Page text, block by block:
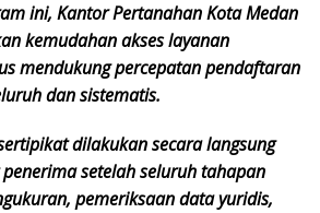
ini, Kantor Pertanahan Kota Medan
kemudahan akses layanan
mendukung percepatan pendaftaran
dan sistematis.
dilakukan secara langsung
setelah seluruh tahapan
pemeriksaan data yuridis,